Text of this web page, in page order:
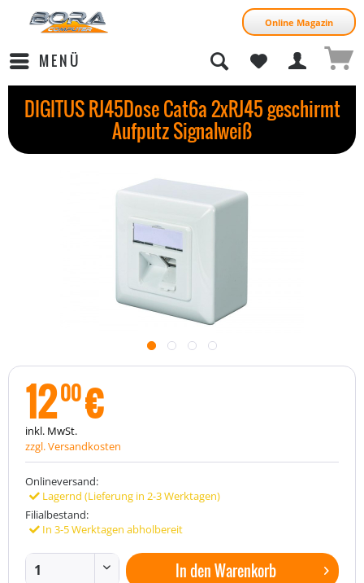
Online Magazin
MENÜ
DIGITUS RJ45Dose Cat6a 2xRJ45 geschirmt
Aufputz Signalweiß
1200€
inkl. MwSt.
zzgl. Versandkosten
Onlineversand:
Lagernd (Lieferung in 2-3 Werktagen)
Filialbestand:
In 3-5 Werktagen abholbereit
In denWarenkorb